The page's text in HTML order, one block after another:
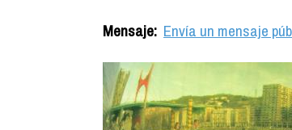
Mensaje: Envía un mensaje